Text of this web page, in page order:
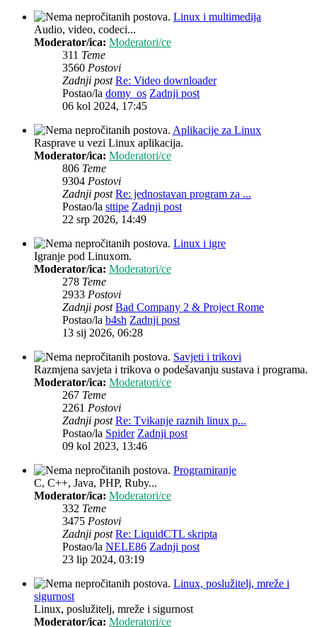
Linux i multimedija
Audio, video, codeci...
Moderator/ica: Moderatori/ce
311 Teme
3560 Postovi
Zadnji post Re: Video downloader
Postao/la domy_os Zadnji post
06 kol 2024, 17:45
Aplikacije za Linux
Rasprave u vezi Linux aplikacija.
Moderator/ica: Moderatori/ce
806 Teme
9304 Postovi
Zadnji post Re: jednostavan program za ...
Postao/la sttipe Zadnji post
22 srp 2026, 14:49
Linux i igre
Igranje pod Linuxom.
Moderator/ica: Moderatori/ce
278 Teme
2933 Postovi
Zadnji post Bad Company 2 & Project Rome
Postao/la b4sh Zadnji post
13 sij 2026, 06:28
Savjeti i trikovi
Razmjena savjeta i trikova o podešavanju sustava i programa.
Moderator/ica: Moderatori/ce
267 Teme
2261 Postovi
Zadnji post Re: Tvikanje raznih linux p...
Postao/la Spider Zadnji post
09 kol 2023, 13:46
Programiranje
C, C++, Java, PHP, Ruby...
Moderator/ica: Moderatori/ce
332 Teme
3475 Postovi
Zadnji post Re: LiquidCTL skripta
Postao/la NELE86 Zadnji post
23 lip 2024, 03:19
Linux, poslužitelj, mreže i
sigurnost
Linux, poslužitelj, mreže i sigurnost
Moderator/ica: Moderatori/ce